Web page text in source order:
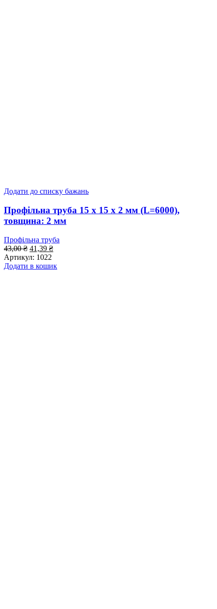
Додати до списку бажань
Профільна труба 15 x 15 x 2 мм (L=6000),
товщина: 2 мм
Профільна труба
43,00₴ Оригінальна
ціна:
43,00 ₴.
41,39 ₴Поточна
41,39 ₴.
Артикул: 1022
Додати в кошик